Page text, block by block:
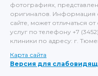
фотографиях,
оригиналов. Информация
сайте, может отличаться
услуг по телефону +7
клиники по адресу: г.
Карта сайта
Версия для